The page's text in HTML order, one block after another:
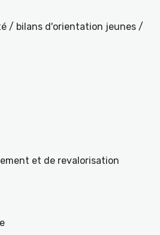
/ bilans d'orientation jeunes /
et de revalorisation